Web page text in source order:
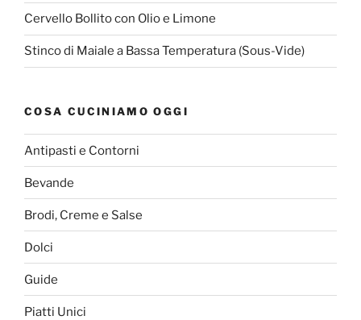
Cervello Bollito con Olio e Limone
Stinco di Maiale a Bassa Temperatura (Sous-Vide)
COSA CUCINIAMO OGGI
Antipasti e Contorni
Bevande
Brodi, Creme e Salse
Dolci
Guide
Piatti Unici